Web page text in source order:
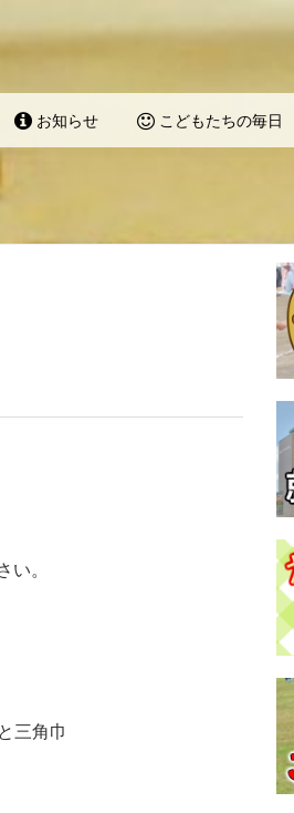
お知らせ こどもたちの毎日
。
三角巾